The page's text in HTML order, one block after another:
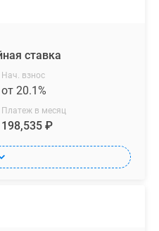
ставка
Нач. взнос
от 20.1%
Платеж в месяц
198,535 ₽